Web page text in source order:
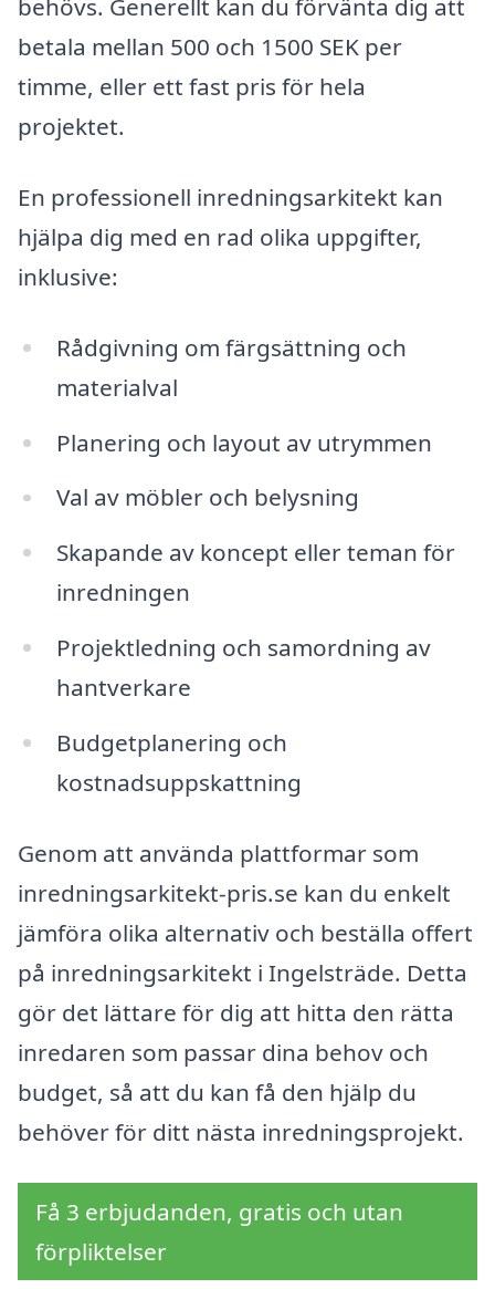
behövs. Generellt kan du förvänta dig att
betala mellan 500 och 1500 SEK per
timme, eller ett fast pris för hela
projektet.
En professionell inredningsarkitekt kan
hjälpa dig med en rad olika uppgifter,
inklusive:
Rådgivning om färgsättning och
materialval
Planering och layout av utrymmen
Val av möbler och belysning
Skapande av koncept eller teman för
inredningen
Projektledning och samordning av
hantverkare
Budgetplanering och
kostnadsuppskattning
Genom att använda plattformar som
inredningsarkitekt-pris.se kan du enkelt
jämföra olika alternativ och beställa offert
på inredningsarkitekt i Ingelsträde. Detta
gör det lättare för dig att hitta den rätta
inredaren som passar dina behov och
budget, så att du kan få den hjälp du
behöver för ditt nästa inredningsprojekt.
Få 3 erbjudanden, gratis och utan
förpliktelser